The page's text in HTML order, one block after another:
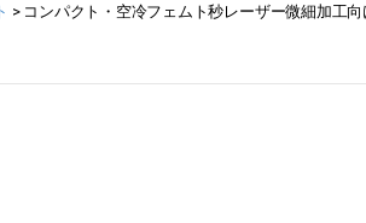
> コンパクト・空冷フェムト秒レーザー微細加工向